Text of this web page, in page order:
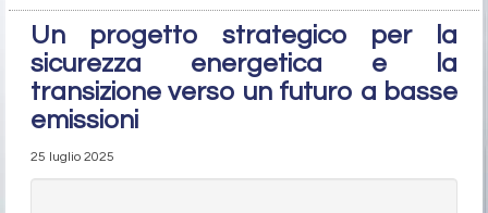
Un progetto strategico per la
sicurezza energetica e la
transizione verso un futuro a basse
emissioni
25 luglio 2025